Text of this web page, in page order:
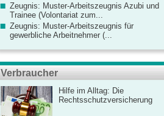
Zeugnis: Muster-Arbeitszeugnis Azubi und
Trainee (Volontariat zum...
Zeugnis: Muster-Arbeitszeugnis für
gewerbliche Arbeitnehmer (...
Verbraucher
Hilfe im Alltag: Die
Rechtsschutzversicherung